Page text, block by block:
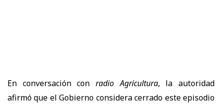
En conversación con radio Agricultura, la autoridad
afirmó que el Gobierno considera cerrado este episodio